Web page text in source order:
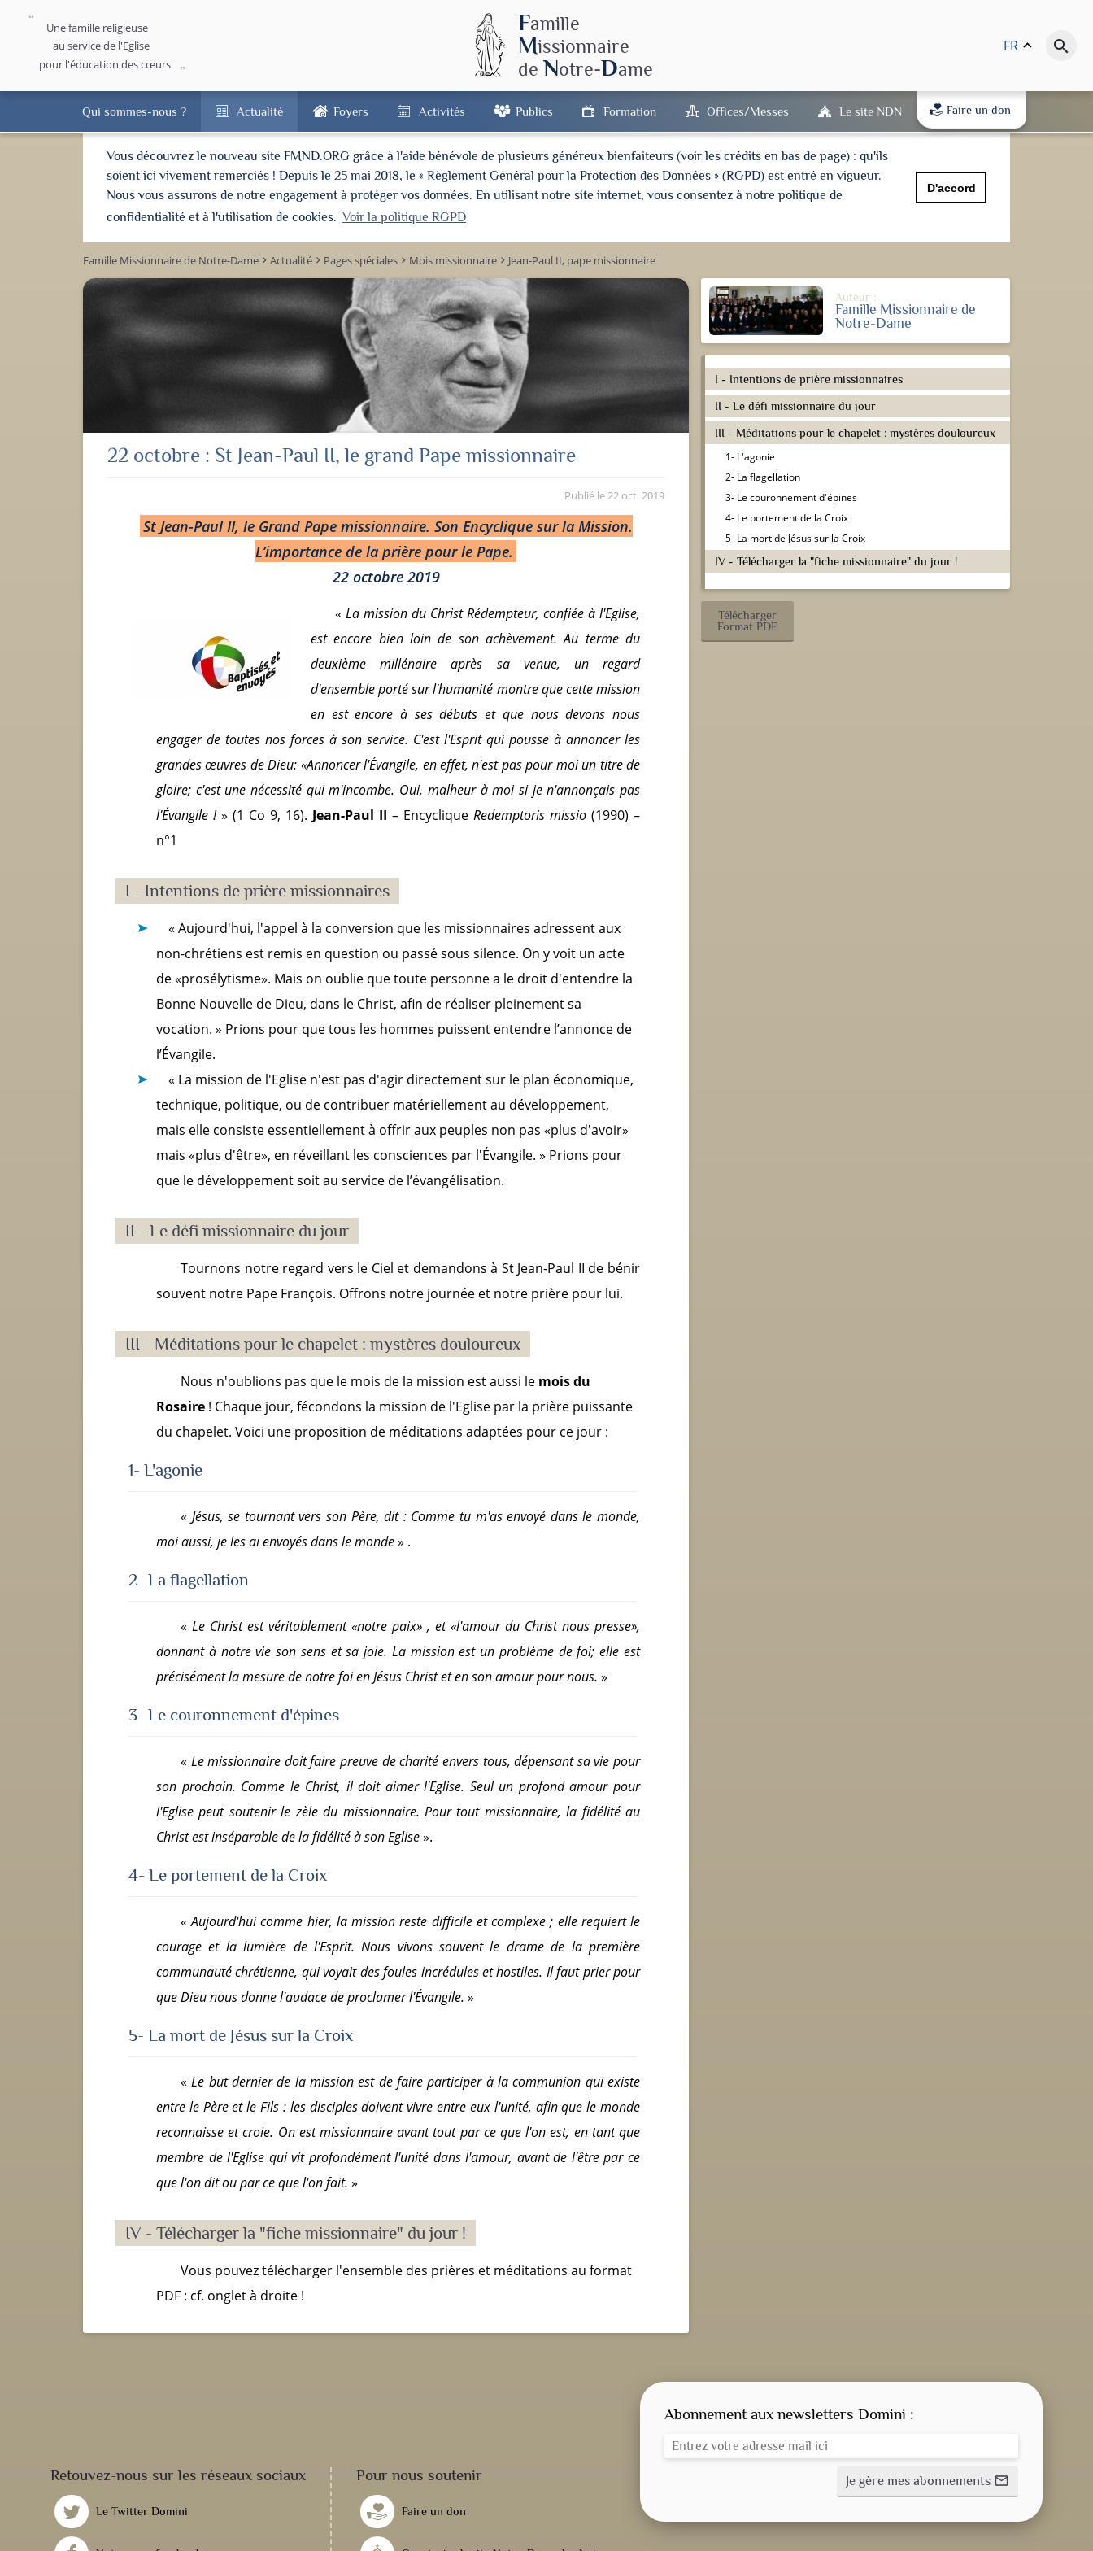
Une famille religieuse
au service de l'Eglise
pour l'éducation des cœurs
Famille
Missionnaire
de Notre-Dame
FR keyboard_arrow_up search
Qui sommes-nous ? Actualité Foyers Activités Publics Formation Offices/Messes Le site NDN Faire un don
Vous découvrez le nouveau site FMND.ORG grâce à l'aide bénévole de plusieurs généreux bienfaiteurs (voir les crédits en bas de page) : qu'ils
soient ici vivement remerciés ! Depuis le 25 mai 2018, le « Règlement Général pour la Protection des Données » (RGPD) est entré en vigueur.
Nous vous assurons de notre engagement à protéger vos données. En utilisant notre site internet, vous consentez à notre politique de
confidentialité et à l'utilisation de cookies. Voir la politique RGPD
D'accord
Famille Missionnaire de Notre-Dame keyboard_arrow_right Actualité keyboard_arrow_right Pages spéciales keyboard_arrow_right Mois missionnaire keyboard_arrow_right Jean-Paul II, pape missionnaire
22 octobre : St Jean-Paul II, le grand Pape missionnaire
Publié le 22 oct. 2019
St Jean-Paul II, le Grand Pape missionnaire. Son Encyclique sur la Mission.
L’importance de la prière pour le Pape.
22 octobre 2019
« La mission du Christ Rédempteur, confiée à l'Eglise,
est encore bien loin de son achèvement. Au terme du
deuxième millénaire après sa venue, un regard
d'ensemble porté sur l'humanité montre que cette mission
en est encore à ses débuts et que nous devons nous
engager de toutes nos forces à son service. C'est l'Esprit qui pousse à annoncer les
grandes œuvres de Dieu: «Annoncer l'Évangile, en effet, n'est pas pour moi un titre de
gloire; c'est une nécessité qui m'incombe. Oui, malheur à moi si je n'annonçais pas
l'Évangile ! » (1 Co 9, 16). Jean-Paul II – Encyclique Redemptoris missio (1990) –
n°1
I - Intentions de prière missionnaires
« Aujourd'hui, l'appel à la conversion que les missionnaires adressent aux
non-chrétiens est remis en question ou passé sous silence. On y voit un acte
de «prosélytisme». Mais on oublie que toute personne a le droit d'entendre la
Bonne Nouvelle de Dieu, dans le Christ, afin de réaliser pleinement sa
vocation. » Prions pour que tous les hommes puissent entendre l’annonce de
l’Évangile.
« La mission de l'Eglise n'est pas d'agir directement sur le plan économique,
technique, politique, ou de contribuer matériellement au développement,
mais elle consiste essentiellement à offrir aux peuples non pas «plus d'avoir»
mais «plus d'être», en réveillant les consciences par l'Évangile. » Prions pour
que le développement soit au service de l’évangélisation.
II - Le défi missionnaire du jour
Tournons notre regard vers le Ciel et demandons à St Jean-Paul II de bénir
souvent notre Pape François. Offrons notre journée et notre prière pour lui.
III - Méditations pour le chapelet : mystères douloureux
Nous n'oublions pas que le mois de la mission est aussi le mois du
Rosaire ! Chaque jour, fécondons la mission de l'Eglise par la prière puissante
du chapelet. Voici une proposition de méditations adaptées pour ce jour :
1- L'agonie
« Jésus, se tournant vers son Père, dit : Comme tu m'as envoyé dans le monde,
moi aussi, je les ai envoyés dans le monde» .
2- La flagellation
« Le Christ est véritablement «notre paix» , et «l'amour du Christ nous presse»,
donnant à notre vie son sens et sa joie. La mission est un problème de foi; elle est
précisément la mesure de notre foi en Jésus Christ et en son amour pour nous. »
3- Le couronnement d'épines
« Le missionnaire doit faire preuve de charité envers tous, dépensant sa vie pour
son prochain. Comme le Christ, il doit aimer l'Eglise. Seul un profond amour pour
l'Eglise peut soutenir le zèle du missionnaire. Pour tout missionnaire, la fidélité au
Christ est inséparable de la fidélité à son Eglise».
4- Le portement de la Croix
«Aujourd'hui comme hier, la mission reste difficile et complexe ; elle requiert le
courage et la lumière de l'Esprit. Nous vivons souvent le drame de la première
communauté chrétienne, qui voyait des foules incrédules et hostiles. Il faut prier pour
que Dieu nous donne l'audace de proclamer l'Évangile. »
5- La mort de Jésus sur la Croix
«Le but dernier de la mission est de faire participer à la communion qui existe
entre le Père et le Fils : les disciples doivent vivre entre eux l'unité, afin que le monde
reconnaisse et croie. On est missionnaire avant tout par ce que l'on est, en tant que
membre de l'Eglise qui vit profondément l'unité dans l'amour, avant de l'être par ce
que l'on dit ou par ce que l'on fait. »
IV - Télécharger la "fiche missionnaire" du jour !
Vous pouvez télécharger l'ensemble des prières et méditations au format
PDF : cf. onglet à droite !
Auteur :
Famille Missionnaire de
Notre-Dame
I - Intentions de prière missionnaires
II - Le défi missionnaire du jour
III - Méditations pour le chapelet : mystères douloureux
1- L'agonie
2- La flagellation
3- Le couronnement d'épines
4- Le portement de la Croix
5- La mort de Jésus sur la Croix
IV - Télécharger la "fiche missionnaire" du jour !
Télécharger
Format PDF
Retouvez-nous sur les réseaux sociaux
Le Twitter Domini
Pour nous soutenir
Faire un don
Abonnement aux newsletters Domini :
Je gère mes abonnements mail_outline